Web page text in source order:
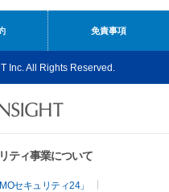
免責事項
Inc. All Rights Reserved.
ティ事業について
セキュリティ24」